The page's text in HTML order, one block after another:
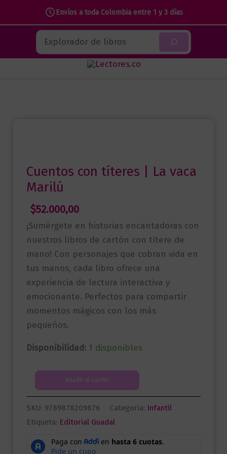
Envíos a toda Colombia entre 1 y 3 días
contenido
Buscar
Cuentos con títeres | La vaca
Marilú
$52.000,00
¡Sumérgete en historias encantadoras con
nuestros libros de cartón con títere de
mano! Con personajes que cobran vida en
tus manos, cada libro ofrece una
experiencia de lectura interactiva y
emocionante. Perfectos para compartir
momentos mágicos con los más
pequeños.
Disponibilidad: 1 disponibles
Cuentos
con
títeres
|
vaca
Añadir al carrito
SKU: 9789878209876 Categoría: Infantil
Etiqueta: Editorial Guadal